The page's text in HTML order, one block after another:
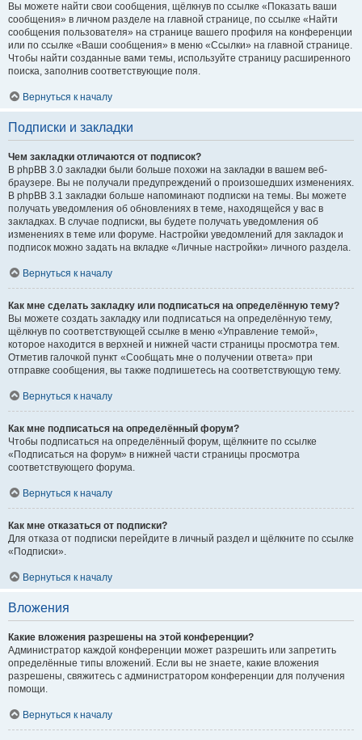
Вы можете найти свои сообщения, щёлкнув по ссылке «Показать ваши
сообщения» в личном разделе на главной странице, по ссылке «Найти
сообщения пользователя» на странице вашего профиля на конференции
или по ссылке «Ваши сообщения» в меню «Ссылки» на главной странице.
Чтобы найти созданные вами темы, используйте страницу расширенного
поиска, заполнив соответствующие поля.
Вернуться к началу
Подписки и закладки
Чем закладки отличаются от подписок?
В phpBB 3.0 закладки были больше похожи на закладки в вашем веб-
браузере. Вы не получали предупреждений о произошедших изменениях.
В phpBB 3.1 закладки больше напоминают подписки на темы. Вы можете
получать уведомления об обновлениях в теме, находящейся у вас в
закладках. В случае подписки, вы будете получать уведомления об
изменениях в теме или форуме. Настройки уведомлений для закладок и
подписок можно задать на вкладке «Личные настройки» личного раздела.
Вернуться к началу
Как мне сделать закладку или подписаться на определённую тему?
Вы можете создать закладку или подписаться на определённую тему,
щёлкнув по соответствующей ссылке в меню «Управление темой»,
которое находится в верхней и нижней части страницы просмотра тем.
Отметив галочкой пункт «Сообщать мне о получении ответа» при
отправке сообщения, вы также подпишетесь на соответствующую тему.
Вернуться к началу
Как мне подписаться на определённый форум?
Чтобы подписаться на определённый форум, щёлкните по ссылке
«Подписаться на форум» в нижней части страницы просмотра
соответствующего форума.
Вернуться к началу
Как мне отказаться от подписки?
Для отказа от подписки перейдите в личный раздел и щёлкните по ссылке
«Подписки».
Вернуться к началу
Вложения
Какие вложения разрешены на этой конференции?
Администратор каждой конференции может разрешить или запретить
определённые типы вложений. Если вы не знаете, какие вложения
разрешены, свяжитесь с администратором конференции для получения
помощи.
Вернуться к началу